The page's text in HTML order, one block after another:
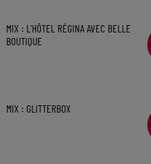
MIX : L'HÔTEL RÉGINA AVEC BELLE
BOUTIQUE
MIX : GLITTERBOX